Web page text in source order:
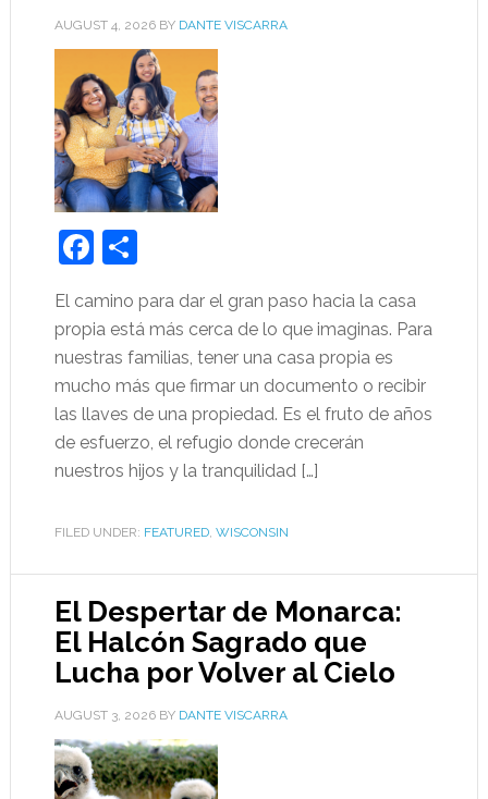
AUGUST 4, 2026BY DANTE VISCARRA
Facebook
Share
El camino para dar el gran paso hacia la casa
propia está más cerca de lo que imaginas. Para
nuestras familias, tener una casa propia es
mucho más que firmar un documento o recibir
las llaves de una propiedad. Es el fruto de años
de esfuerzo, el refugio donde crecerán
nuestros hijos y la tranquilidad […]
FILED UNDER: FEATURED, WISCONSIN
El Despertar de Monarca:
El Halcón Sagrado que
Lucha por Volver al Cielo
AUGUST 3, 2026BY DANTE VISCARRA